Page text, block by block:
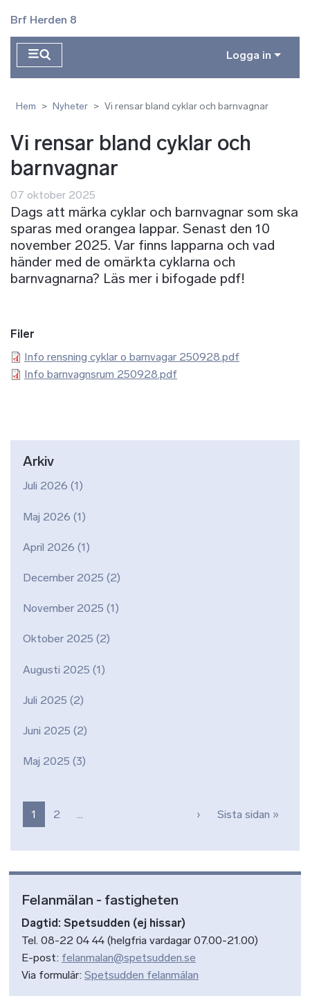
Brf Herden 8
Logga in
Hem Nyheter Vi rensar bland cyklar och barnvagnar
Vi rensar bland cyklar och
barnvagnar
07 oktober 2025
Dags att märka cyklar och barnvagnar som ska
sparas med orangea lappar. Senast den 10
november 2025. Var finns lapparna och vad
händer med de omärkta cyklarna och
barnvagnarna? Läs mer i bifogade pdf!
Filer
Info rensning cyklar o barnvagar 250928.pdf
Info barnvagnsrum 250928.pdf
Arkiv
Juli 2026 (1)
Maj 2026 (1)
April 2026 (1)
December 2025 (2)
November 2025 (1)
Oktober 2025 (2)
Augusti 2025 (1)
Juli 2025 (2)
Juni 2025 (2)
Maj 2025 (3)
Paginering
1 2 … › Nästa sida
Sista sidan »
Felanmälan - fastigheten
Dagtid: Spetsudden (ej hissar)
Tel. 08-22 04 44 (helgfria vardagar 07.00-21.00)
E-post: felanmalan@spetsudden.se
Via formulär: Spetsudden felanmälan